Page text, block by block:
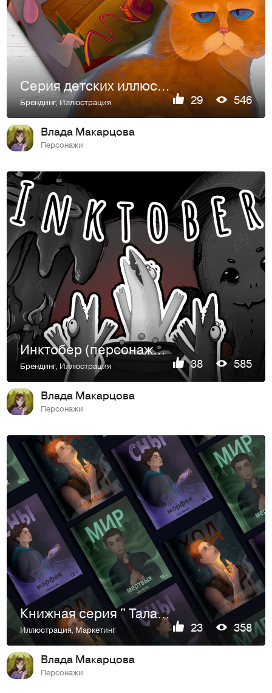
Серия детских иллюстраций для рассказов
Брендинг,Иллюстрация 29 546
Влада Макарцова
Персонажи
Инктобер (персонажи и предметы)
Брендинг, Иллюстрация 38 585
Влада Макарцова
Персонажи
Книжная серия " Талантливые "
Иллюстрация,Маркетинг 23 358
Влада Макарцова
Персонажи